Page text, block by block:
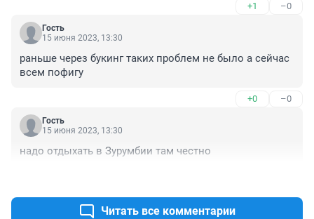
+1 –0
Гость
15 июня 2023, 13:30
раньше через букинг таких проблем не было а сейчас
всем пофигу
+0 –0
Гость
15 июня 2023, 13:30
надо отдыхать в Зурумбии там честно
Читать все комментарии